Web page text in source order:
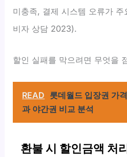
미충족, 결제 시스템 오류가
비자 상담 2023).
할인 실패를 막으려면 무엇을
READ 롯데월드 입장권 가
과 야간권 비교 분석
환불 시 할인금액 처